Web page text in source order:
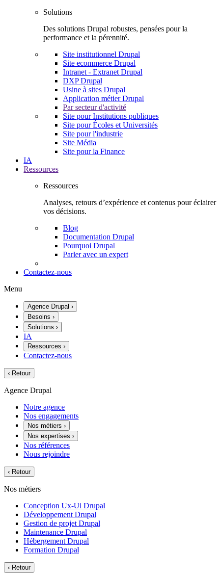
Solutions
Des solutions Drupal robustes, pensées pour la
performance et la pérennité.
Site institutionnel Drupal
Site ecommerce Drupal
Intranet - Extranet Drupal
DXP Drupal
Usine à sites Drupal
Application métier Drupal
Par secteur d'activité
Site pour Institutions publiques
Site pour Écoles et Universités
Site pour l'industrie
Site Média
Site pour la Finance
IA
Ressources
Ressources
Analyses, retours d’expérience et contenus pour éclairer
vos décisions.
Blog
Documentation Drupal
Pourquoi Drupal
Parler avec un expert
Contactez-nous
Menu
Agence Drupal ›
Besoins ›
Solutions ›
IA
Ressources ›
Contactez-nous
‹ Retour
Agence Drupal
Notre agence
Nos engagements
Nos métiers ›
Nos expertises ›
Nos références
Nous rejoindre
‹ Retour
Nos métiers
Conception Ux-Ui Drupal
Développement Drupal
Gestion de projet Drupal
Maintenance Drupal
Hébergement Drupal
Formation Drupal
‹ Retour